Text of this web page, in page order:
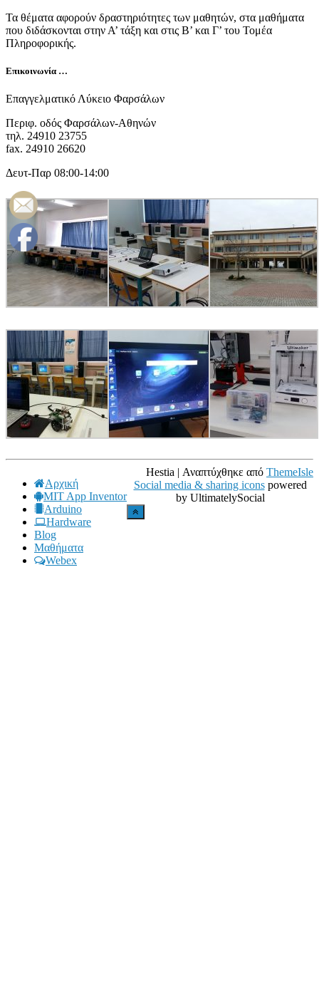
Τα θέματα αφορούν δραστηριότητες των μαθητών, στα μαθήματα
που διδάσκονται στην Α’ τάξη και στις Β’ και Γ’ του Τομέα
Πληροφορικής.
Επικοινωνία …
Επαγγελματικό Λύκειο Φαρσάλων
Περιφ. οδός Φαρσάλων-Αθηνών
τηλ. 24910 23755
fax. 24910 26620
Δευτ-Παρ 08:00-14:00
Αρχική
MIT App Inventor
Arduino
Hardware
Blog
Μαθήματα
Webex
Hestia | Αναπτύχθηκε από ThemeIsle
Social media & sharing iconspowered
by UltimatelySocial